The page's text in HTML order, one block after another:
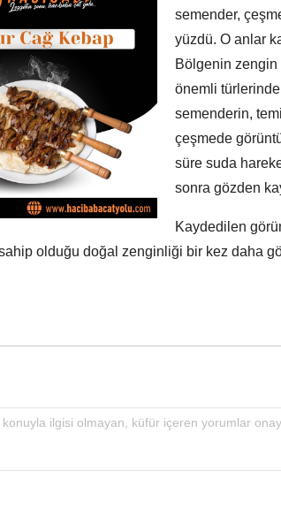
semender,
yüzdü. O anlar
Bölgenin
önemli
semenderin,
çeşmede
süre suda
sonra gözden
Kaydedilen
sahip olduğu doğal zenginliği bir kez daha